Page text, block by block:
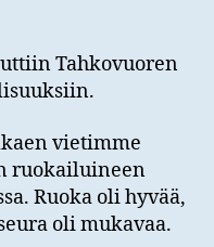
Tahkovuoren
vietimme
ruokailuineen
Ruoka oli hyvää,
oli mukavaa.